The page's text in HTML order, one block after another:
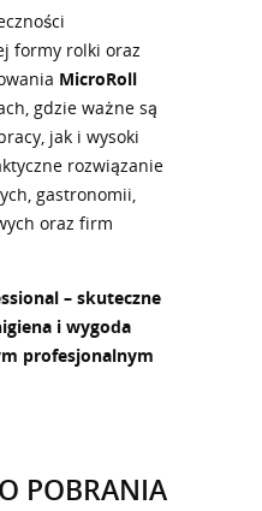
formy rolki oraz
MicroRoll
gdzie ważne są
jak i wysoki
rozwiązanie
gastronomii,
oraz firm
– skuteczne
i wygoda
profesjonalnym
POBRANIA